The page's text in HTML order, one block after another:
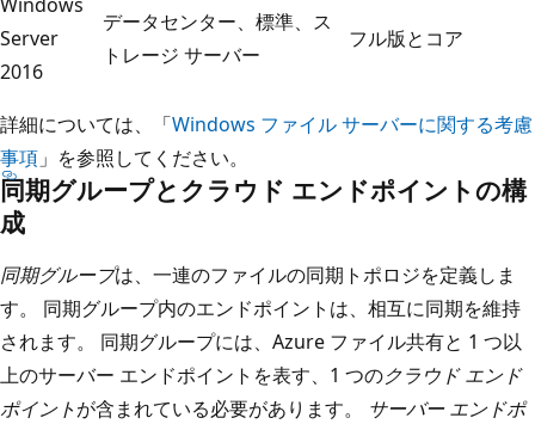
Server
2016
データセンター、標準、ス
トレージ サーバー
フル版とコア
詳細については、「Windows ファイル サーバーに関する考慮
事項 」を参照してください。
同期グループとクラウド エンドポイントの構
成
同期グループは、一連のファイルの同期トポロジを定義しま
す。 同期グループ内のエンドポイントは、相互に同期を維持
されます。 同期グループには、Azure ファイル共有と 1 つ以
上のサーバー エンドポイントを表す、1 つのクラウド エンド
ポイントが含まれている必要があります。 サーバー エンドポ